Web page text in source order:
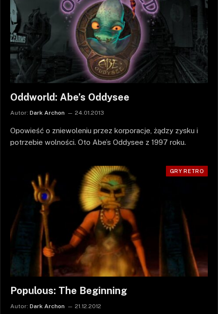
Oddworld: Abe’s Oddysee
Autor: Dark Archon 24.01.2013
Opowieść o zniewoleniu przez korporacje, żądzy zysku i
potrzebie wolności. Oto Abe’s Oddysee z 1997 roku.
GRY RETRO
Populous: The Beginning
Autor: Dark Archon 21.12.2012